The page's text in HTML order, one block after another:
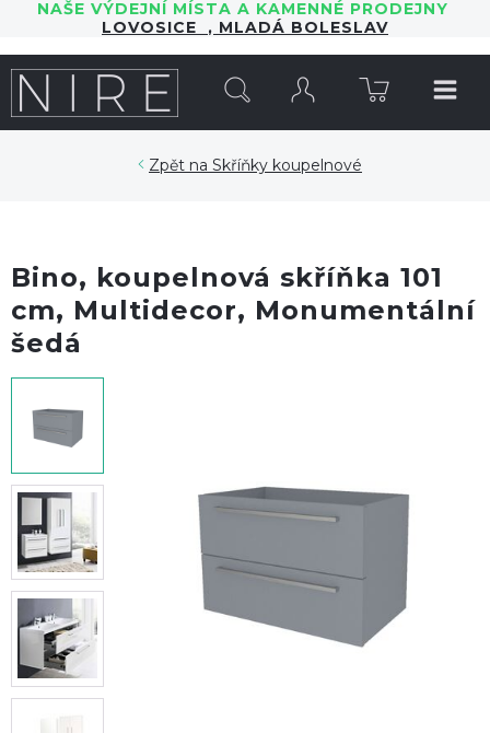
NAŠE VÝDEJNÍ MÍSTA A KAMENNÉ PRODEJNY
LOVOSICE , MLADÁ BOLESLAV
Skříňky koupelnové
Bino, koupelnová skříňka 101
cm, Multidecor, Monumentální
šedá